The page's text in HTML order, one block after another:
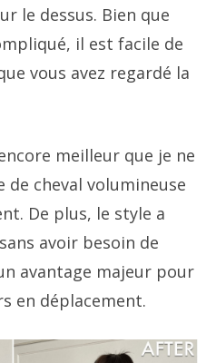
le dessus. Bien que
il est facile de
vous avez regardé la
meilleur que je ne
de cheval volumineuse
De plus, le style a
avoir besoin de
avantage majeur pour
en déplacement.